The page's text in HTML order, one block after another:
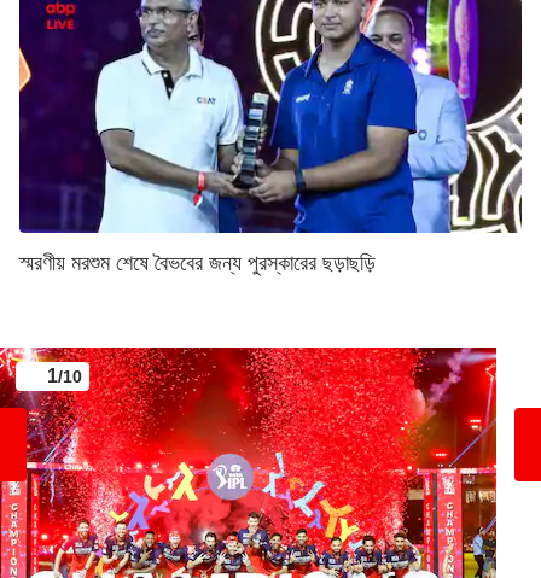
স্মরণীয় মরশুম শেষে বৈভবের জন্য পুরস্কারের ছড়াছড়ি
1/10